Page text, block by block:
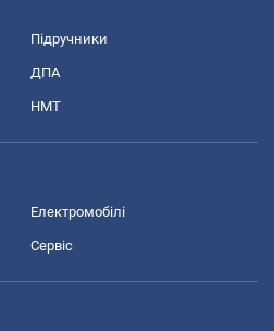
Підручники
ДПА
НМТ
Електромобілі
Сервіс